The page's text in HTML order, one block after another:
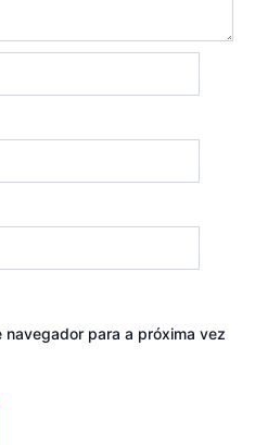
para a próxima vez